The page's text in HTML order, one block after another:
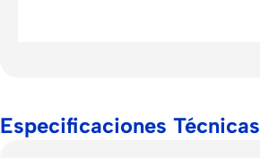
Especificaciones Técnicas